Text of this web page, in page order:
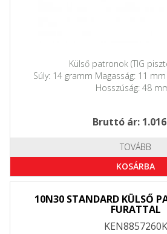
Külső patronok (TIG
Súly: 14 gramm Magasság: 11
Hosszúság: 48
Bruttó ár:
TOVÁBB
KOSÁRBA
10N30 STANDARD KÜLSŐ
FURATTAL
KEN8857260K